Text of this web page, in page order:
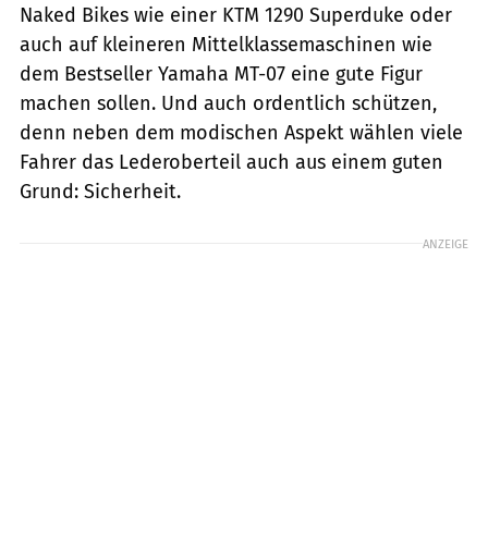
Naked Bikes wie ­einer KTM 1290 Superduke oder
auch auf kleineren Mittelklassemaschinen wie
dem Bestseller Yamaha MT-07 eine gute Figur
machen sollen. Und auch ordentlich schützen,
denn neben dem modischen Aspekt wählen viele
Fahrer das ­Lederoberteil auch aus einem guten
Grund: ­Sicherheit.
ANZEIGE